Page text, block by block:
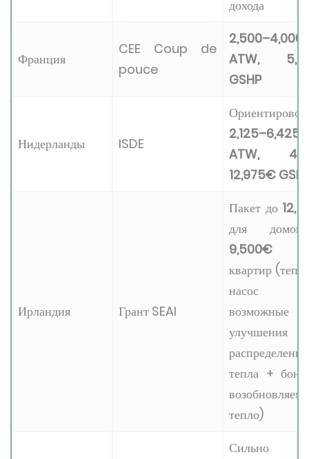
дохода
Франция
CEE Coup de
pouce
ATW,
GSHP
Нидерланды ISDE
ATW,
12,975€
Ирландия Грант SEAI
Пакет до
для
9,500€
квартир
возможные
улучшения
распределения
тепла +
тепло)
Сильно